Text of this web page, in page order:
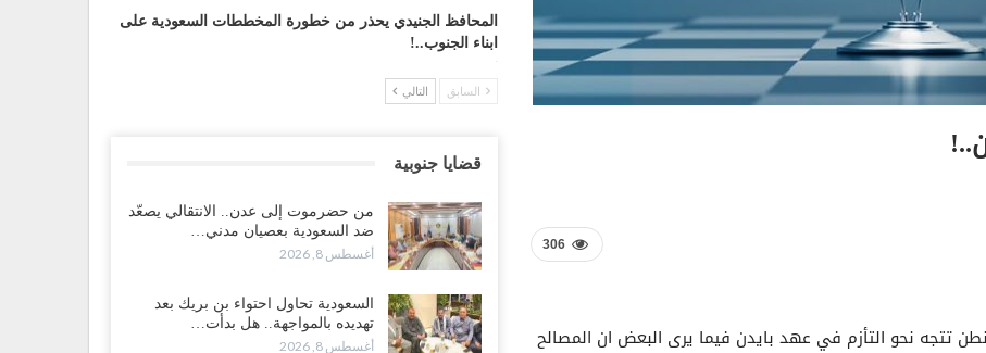
306
تتجه نحو التأزم في عهد بايدن فيما يری البعض ان المصالح
المحافظ الجنيدي يحذر من خطورة المخططات السعودية على
ابناء الجنوب..!
أغسطس 7, 2026
“شبوة“| الرياض تستبق نهب نفط ثاني محافظة يمنية بالإطاحة
بقادة فصائل موالية للإمارات..!
أغسطس 7, 2026
“أبين“| احتجاجًا على تردي الأوضاع المعيشية.. إضراب يشل
سوق الرباط في يافع..!
السابق التالي
قضايا جنوبية
من حضرموت إلى عدن.. الانتقالي يصعّد
ضد السعودية بعصيان مدني…
أغسطس 8, 2026
السعودية تحاول احتواء بن بريك بعد
تهديده بالمواجهة.. هل بدأت…
أغسطس 8, 2026